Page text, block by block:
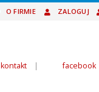
O FIRMIE ZALOGUJ
kontakt | facebook